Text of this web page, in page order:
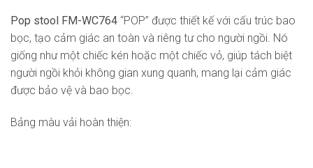
Pop stool FM-WC764 “POP” được thiết kế với cấu trúc bao
bọc, tạo cảm giác an toàn và riêng tư cho người ngồi. Nó
giống như một chiếc kén hoặc một chiếc vỏ, giúp tách biệt
người ngồi khỏi không gian xung quanh, mang lại cảm giác
được bảo vệ và bao bọc.
Bảng màu vải hoàn thiện: